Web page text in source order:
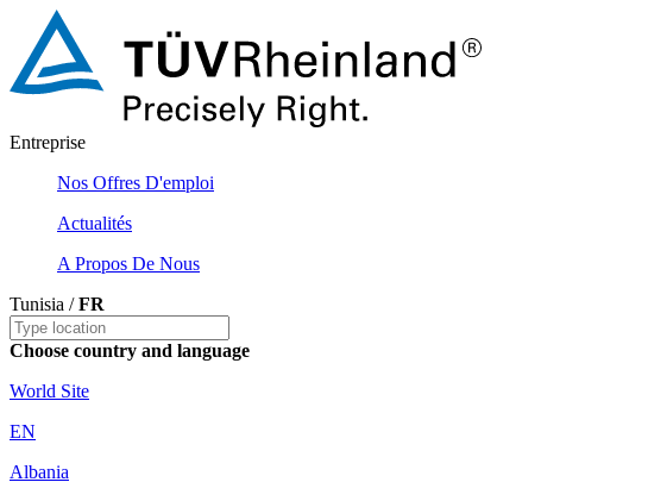
Entreprise
Nos Offres D'emploi
Actualités
A Propos De Nous
Tunisia /FR
Choose country and language
World Site
EN
Albania